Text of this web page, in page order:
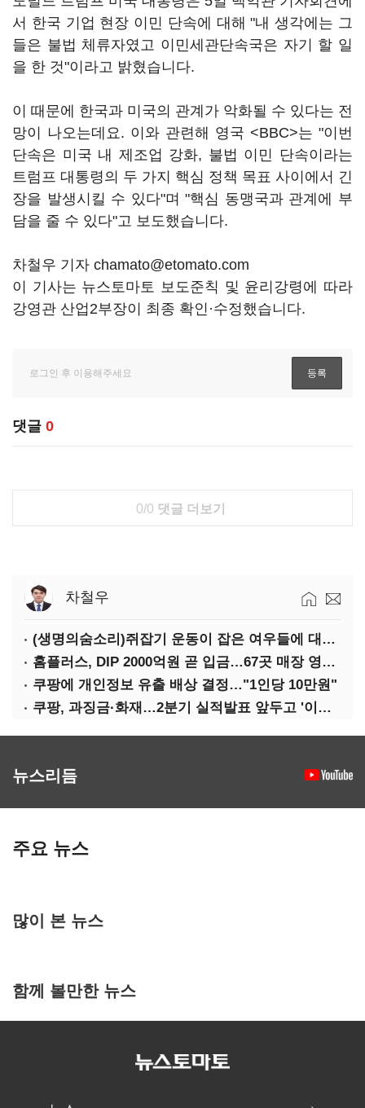
서 한국 기업 현장 이민 단속에 대해 "내 생각에는 그
들은 불법 체류자였고 이민세관단속국은 자기 할 일
을 한 것"이라고 밝혔습니다.
이 때문에 한국과 미국의 관계가 악화될 수 있다는 전
망이 나오는데요. 이와 관련해 영국 <BBC>는 "이번
단속은 미국 내 제조업 강화, 불법 이민 단속이라는
트럼프 대통령의 두 가지 핵심 정책 목표 사이에서 긴
장을 발생시킬 수 있다"며 "핵심 동맹국과 관계에 부
담을 줄 수 있다"고 보도했습니다.
차철우 기자 chamato@etomato.com
이 기사는 뉴스토마토 보도준칙 및 윤리강령에 따라
강영관 산업2부장이 최종 확인·수정했습니다.
댓글 0
0/0 댓글 더보기
차철우
(생명의숨소리)쥐잡기 운동이 잡은 여우들에 대하여
홈플러스, DIP 2000억원 곧 입금…67곳 매장 영업 재개 예정
쿠팡에 개인정보 유출 배상 결정…"1인당 10만원"
쿠팡, 과징금·화재…2분기 실적발표 앞두고 '이중악재'
뉴스리듬
주요 뉴스
많이 본 뉴스
함께 볼만한 뉴스